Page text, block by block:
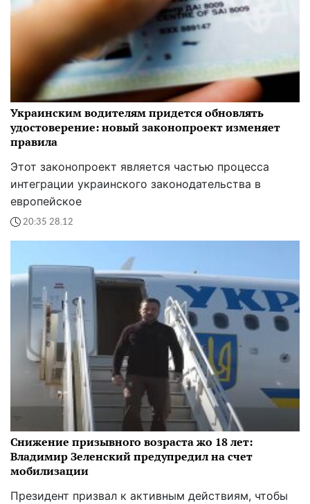
Украинским водителям придется обновлять
удостоверение: новый законопроект изменяет
правила
Этот законопроект является частью процесса
интеграции украинского законодательства в
европейское
20:35 28.12
Снижение призывного возраста жо 18 лет:
Владимир Зеленский предупредил на счет
мобилизации
Президент призвал к активным действиям, чтобы